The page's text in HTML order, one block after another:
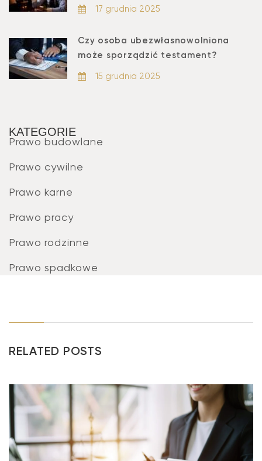
17 grudnia 2025
Czy osoba ubezwłasnowolniona
może sporządzić testament?
15 grudnia 2025
KATEGORIE
Prawo budowlane
Prawo cywilne
Prawo karne
Prawo pracy
Prawo rodzinne
Prawo spadkowe
RELATED POSTS